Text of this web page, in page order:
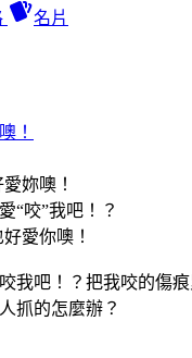
名片
！
妳噢！
“咬”我吧！？
愛你噢！
我吧！？把我咬的傷
抓的怎麼辦？